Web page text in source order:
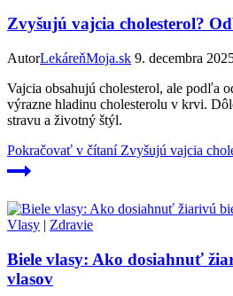
Zvyšujú vajcia cholesterol?
AutorLekáreňMoja.sk 9. decembra
Vajcia obsahujú cholesterol, ale podľa
výrazne hladinu cholesterolu v krvi.
stravu a životný štýl.
Pokračovať v čítaníZvyšujú vajcia
Vlasy | Zdravie
Biele vlasy: Ako dosiahnuť
vlasov